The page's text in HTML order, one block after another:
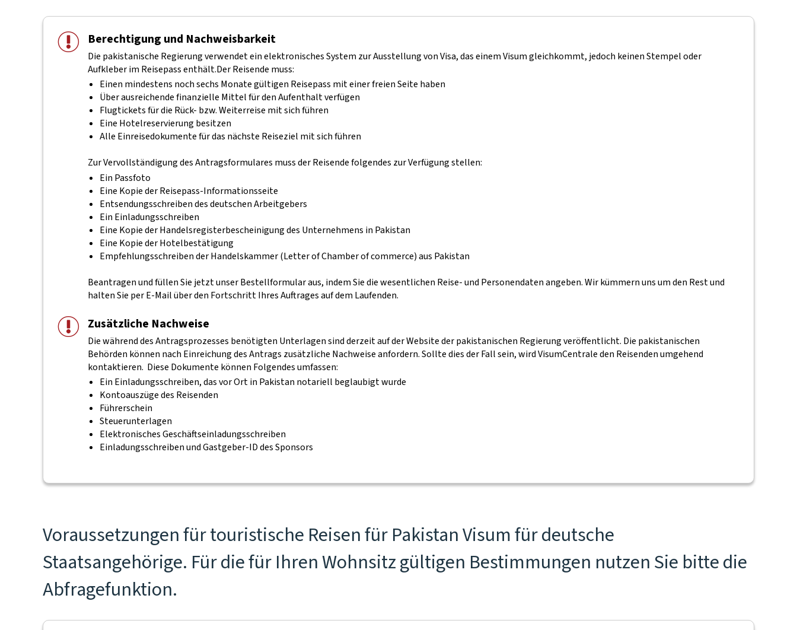
Berechtigung und Nachweisbarkeit
Die pakistanische Regierung verwendet ein elektronisches System zur Ausstellung von Visa, das einem Visum gleichkommt, jedoch keinen Stempel oder
Aufkleber im Reisepass enthält.Der Reisende muss:
Einen mindestens noch sechs Monate gültigen Reisepass mit einer freien Seite haben
Über ausreichende finanzielle Mittel für den Aufenthalt verfügen
Flugtickets für die Rück- bzw. Weiterreise mit sich führen
Eine Hotelreservierung besitzen
Alle Einreisedokumente für das nächste Reiseziel mit sich führen
Zur Vervollständigung des Antragsformulares muss der Reisende folgendes zur Verfügung stellen:
Ein Passfoto
Eine Kopie der Reisepass-Informationsseite
Entsendungsschreiben des deutschen Arbeitgebers
Ein Einladungsschreiben
Eine Kopie der Handelsregisterbescheinigung des Unternehmens in Pakistan
Eine Kopie der Hotelbestätigung
Empfehlungsschreiben der Handelskammer (Letter of Chamber of commerce) aus Pakistan
Beantragen und füllen Sie jetzt unser Bestellformular aus, indem Sie die wesentlichen Reise- und Personendaten angeben. Wir kümmern uns um den Rest und
halten Sie per E-Mail über den Fortschritt Ihres Auftrages auf dem Laufenden.
Zusätzliche Nachweise
Die während des Antragsprozesses benötigten Unterlagen sind derzeit auf der Website der pakistanischen Regierung veröffentlicht. Die pakistanischen
Behörden können nach Einreichung des Antrags zusätzliche Nachweise anfordern. Sollte dies der Fall sein, wird VisumCentrale den Reisenden umgehend
kontaktieren. Diese Dokumente können Folgendes umfassen:
Ein Einladungsschreiben, das vor Ort in Pakistan notariell beglaubigt wurde
Kontoauszüge des Reisenden
Führerschein
Steuerunterlagen
Elektronisches Geschäftseinladungsschreiben
Einladungsschreiben und Gastgeber-ID des Sponsors
Voraussetzungen für touristische Reisen für Pakistan Visum für deutsche
Staatsangehörige. Für die für Ihren Wohnsitz gültigen Bestimmungen nutzen Sie bitte die
Abfragefunktion.